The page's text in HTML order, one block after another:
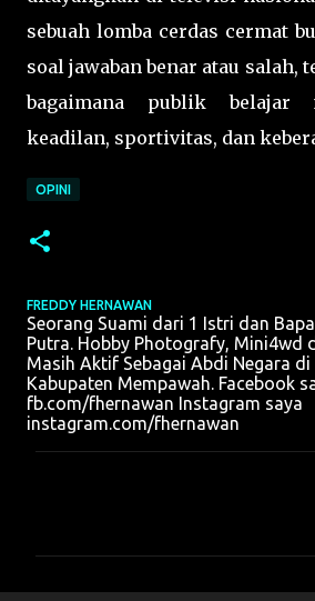
sebuah lomba cerdas cermat
soal jawaban benar atau salah,
bagaimana publik belajar
keadilan, sportivitas, dan
OPINI
FREDDY HERNAWAN
Seorang Suami dari 1 Istri dan
Putra. Hobby Photografy, Mini4wd
Masih Aktif Sebagai Abdi Negara di
Kabupaten Mempawah. Facebook
fb.com/fhernawan Instagram saya
instagram.com/fhernawan